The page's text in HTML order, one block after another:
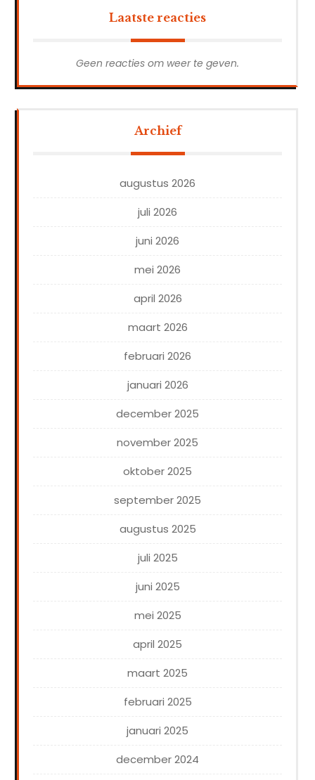
Laatste reacties
Geen reacties om weer te geven.
Archief
augustus 2026
juli 2026
juni 2026
mei 2026
april 2026
maart 2026
februari 2026
januari 2026
december 2025
november 2025
oktober 2025
september 2025
augustus 2025
juli 2025
juni 2025
mei 2025
april 2025
maart 2025
februari 2025
januari 2025
december 2024